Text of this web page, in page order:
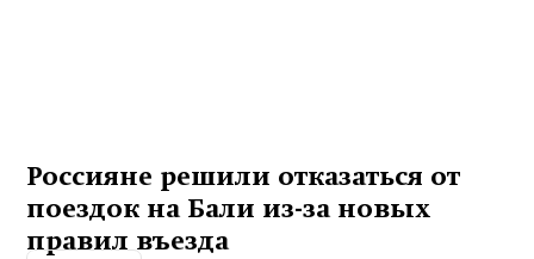
Россияне решили отказаться от
поездок на Бали из-за новых
правил въезда